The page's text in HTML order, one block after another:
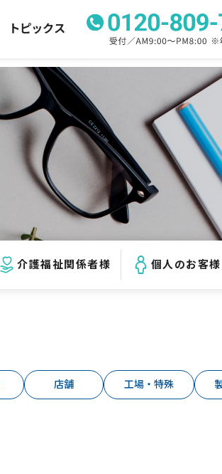
トピックス
介護福祉関係者様 個人のお客様
店舗 工場・特殊